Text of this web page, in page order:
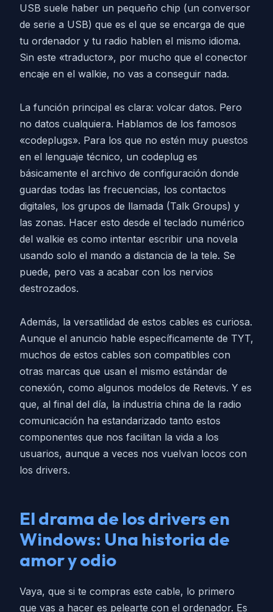
USB suele haber un pequeño chip (un conversor
de serie a USB) que es el que se encarga de que
tu ordenador y tu radio hablen el mismo idioma.
Sin este «traductor», por mucho que el conector
encaje en el walkie, no vas a conseguir nada.
La función principal es clara: volcar datos. Pero
no datos cualquiera. Hablamos de los famosos
«codeplugs». Para los que no estén muy puestos
en el lenguaje técnico, un codeplug es
básicamente el archivo de configuración donde
guardas todas las frecuencias, los contactos
digitales, los grupos de llamada (Talk Groups) y
las zonas. Hacer esto desde el teclado numérico
del walkie es como intentar escribir una novela
usando solo el mando a distancia de la tele. Se
puede, pero vas a acabar con los nervios
destrozados.
Además, la versatilidad de estos cables es curiosa.
Aunque el anuncio hable específicamente de TYT,
muchos de estos cables son compatibles con
otras marcas que usan el mismo estándar de
conexión, como algunos modelos de Retevis. Y es
que, al final del día, la industria china de la radio
comunicación ha estandarizado tanto estos
componentes que nos facilitan la vida a los
usuarios, aunque a veces nos vuelvan locos con
los drivers.
El drama de los drivers en
Windows: Una historia de
amor y odio
Vaya, que si te compras este cable, lo primero
que vas a hacer es pelearte con el ordenador. Es